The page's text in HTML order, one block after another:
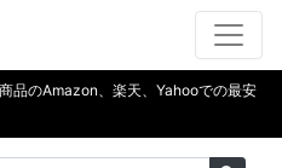
品のAmazon、楽天、Yahooでの最安